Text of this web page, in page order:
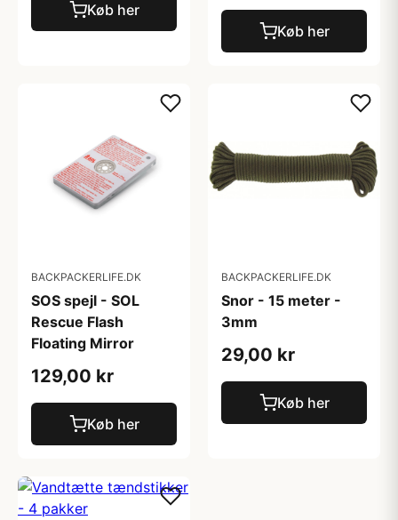
Køb her
Køb her
BACKPACKERLIFE.DK
SOS spejl - SOL
Rescue Flash
Floating Mirror
129,00 kr
Køb her
BACKPACKERLIFE.DK
Snor - 15 meter -
3mm
29,00 kr
Køb her